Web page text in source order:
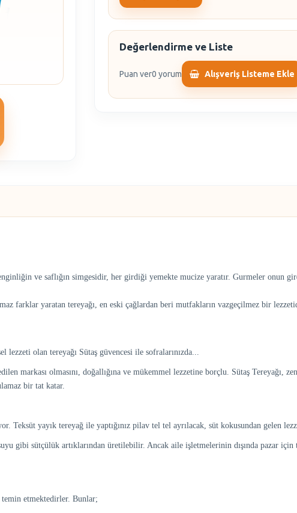
Değerlendirme ve Liste
Puan ver0 yorum Alışveriş Listeme Ekle
ve saflığın simgesidir, her girdiği yemekte mucize yaratır. Gurmeler onun
farklar yaratan tereyağı, en eski çağlardan beri mutfakların vazgeçilmez bir
lezzeti olan tereyağı Sütaş güvencesi ile sofralarınızda...
markası olmasını, doğallığına ve mükemmel lezzetine borçlu. Sütaş Tereyağı,
bir tat katar.
Teksüt yayık tereyağ ile yaptığınız pilav tel tel ayrılacak, süt kokusundan gelen
gibi sütçülük artıklarından üretilebilir. Ancak aile işletmelerinin dışında pazar
temin etmektedirler. Bunlar;